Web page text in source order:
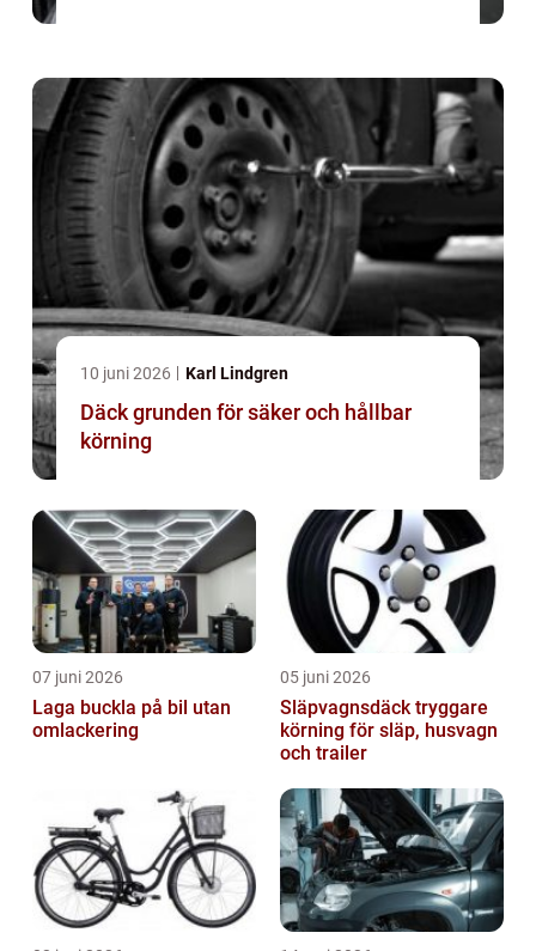
10 juni 2026 Karl Lindgren
Däck grunden för säker och hållbar
körning
07 juni 2026
Laga buckla på bil utan
omlackering
05 juni 2026
Släpvagnsdäck tryggare
körning för släp, husvagn
och trailer